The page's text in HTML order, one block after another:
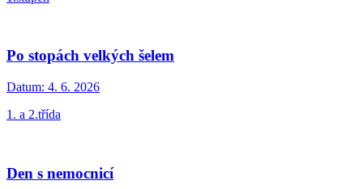
Po stopách velkých šelem
Datum: 4. 6. 2026
1. a 2.třída
Den s nemocnicí